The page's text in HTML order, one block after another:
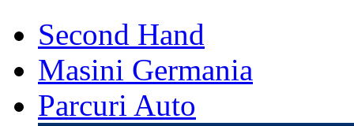
Second Hand
Masini Germania
Parcuri Auto